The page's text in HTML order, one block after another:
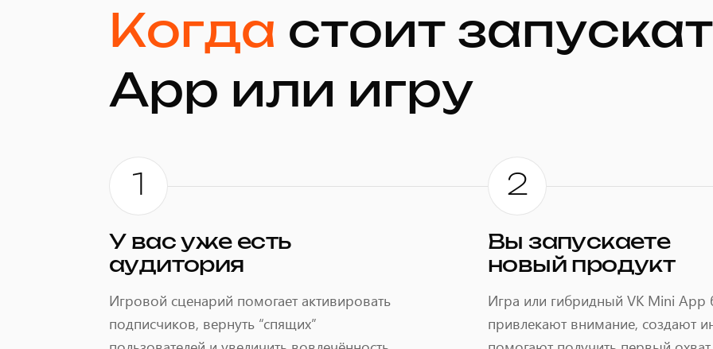
Когда стоит
App или игру
У вас уже есть
аудитория
Игровой сценарий помогает активировать
подписчиков, вернуть “спящих”
2
Вы запускаете
новый продукт
Игра или гибридный VK Mini App
привлекают внимание, создают